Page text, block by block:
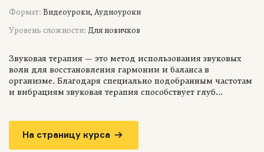
Формат: Видеоуроки, Аудиоуроки
Уровень сложности: Для новичков
Звуковая терапия — это метод использования звуковых
волн для восстановления гармонии и баланса в
организме. Благодаря специально подобранным частотам
и вибрациям звуковая терапия способствует глуб...
На страницу курса